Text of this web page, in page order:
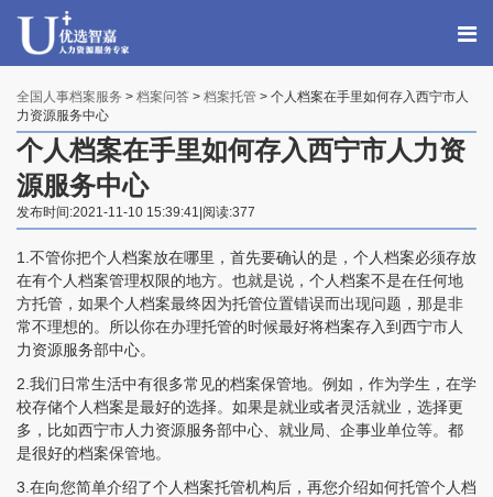
全国人事档案服务 > 档案问答 > 档案托管 > 个人档案在手里如何存入西宁市人
力资源服务中心
个人档案在手里如何存入西宁市人力资
源服务中心
发布时间:2021-11-10 15:39:41|阅读:377
1.不管你把个人档案放在哪里，首先要确认的是，个人档案必须存放
在有个人档案管理权限的地方。也就是说，个人档案不是在任何地
方托管，如果个人档案最终因为托管位置错误而出现问题，那是非
常不理想的。所以你在办理托管的时候最好将档案存入到西宁市人
力资源服务部中心。
2.我们日常生活中有很多常见的档案保管地。例如，作为学生，在学
校存储个人档案是最好的选择。如果是就业或者灵活就业，选择更
多，比如西宁市人力资源服务部中心、就业局、企事业单位等。都
是很好的档案保管地。
3.在向您简单介绍了个人档案托管机构后，再您介绍如何托管个人档